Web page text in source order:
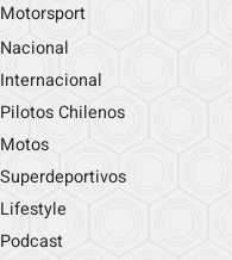
Motorsport
Nacional
Internacional
Pilotos Chilenos
Motos
Superdeportivos
Lifestyle
Podcast